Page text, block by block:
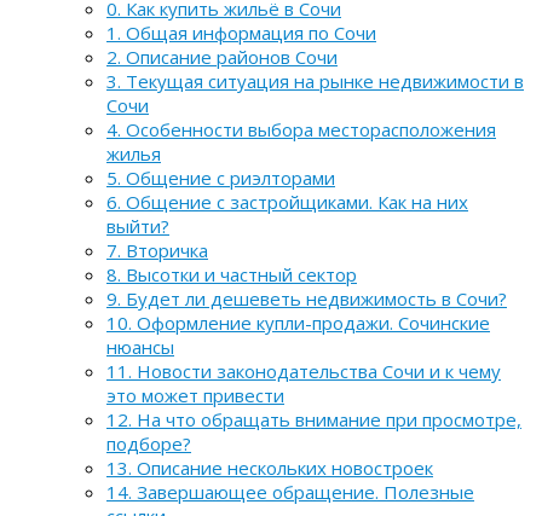
0. Как купить жильё в Сочи
1. Общая информация по Сочи
2. Описание районов Сочи
3. Текущая ситуация на рынке недвижимости в
Сочи
4. Особенности выбора месторасположения
жилья
5. Общение с риэлторами
6. Общение с застройщиками. Как на них
выйти?
7. Вторичка
8. Высотки и частный сектор
9. Будет ли дешеветь недвижимость в Сочи?
10. Оформление купли-продажи. Сочинские
нюансы
11. Новости законодательства Сочи и к чему
это может привести
12. На что обращать внимание при просмотре,
подборе?
13. Описание нескольких новостроек
14. Завершающее обращение. Полезные